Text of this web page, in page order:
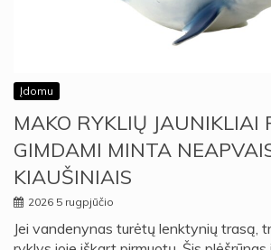
Įdomu
MAKO RYKLIŲ JAUNIKLIAI
GIMDAMI MINTA
KIAUŠINIAIS
2026 5 rugpjūčio
Jei vandenynas turėtų lenktynių trasą,